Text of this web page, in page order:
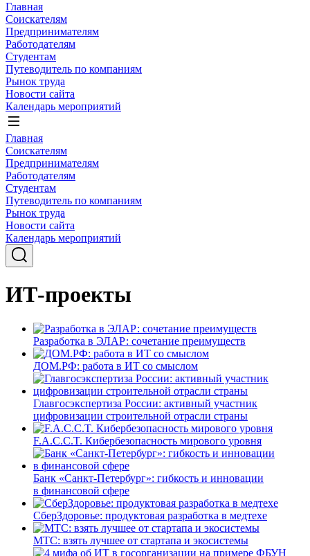
Главная
Соискателям
Предпринимателям
Работодателям
Студентам
Путеводитель по компаниям
Рынок труда
Новости сайта
Календарь мероприятий
Главная
Соискателям
Предпринимателям
Работодателям
Студентам
Путеводитель по компаниям
Рынок труда
Новости сайта
Календарь мероприятий
ИТ-проекты
Разработка в ЭЛАР: сочетание преимуществ
ДОМ.РФ: работа в ИТ со смыслом
Главгосэкспертиза России: активный участник
цифровизации строительной отрасли страны
F.A.C.C.T. Кибербезопасность мирового уровня
Банк «Санкт-Петербург»: гибкость и инновации
в финансовой сфере
СберЗдоровье: продуктовая разработка в медтехе
МТС: взять лучшее от стартапа и экосистемы